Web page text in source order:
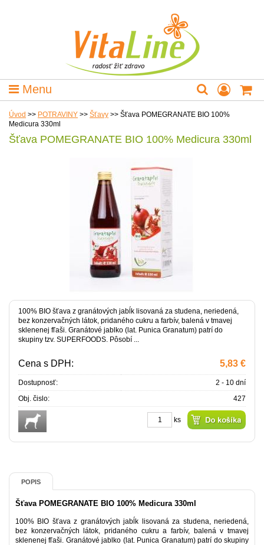
Menu
Úvod >> POTRAVINY >> Šťavy >> Šťava POMEGRANATE BIO 100%
Medicura 330ml
Šťava POMEGRANATE BIO 100% Medicura 330ml
100% BIO šťava z granátových jabĺk lisovaná za studena, neriedená,
bez konzervačných látok, pridaného cukru a farbív, balená v tmavej
sklenenej fľaši. Granátové jablko (lat. Punica Granatum) patrí do
skupiny tzv. SUPERFOODS. Pôsobí ...
Cena s DPH: 5,83 €
Dostupnosť:
2 - 10 dní
Obj. čislo:
427
ks
POPIS
Šťava POMEGRANATE BIO 100% Medicura 330ml
100% BIO šťava z granátových jabĺk lisovaná za studena, neriedená,
bez konzervačných látok, pridaného cukru a farbív, balená v tmavej
sklenenej fľaši. Granátové jablko (lat. Punica Granatum) patrí do skupiny